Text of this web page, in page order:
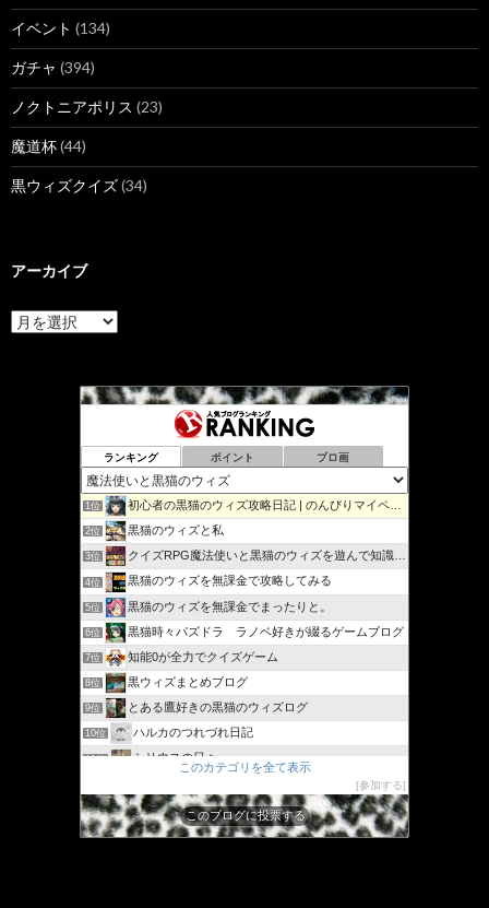
イベント (134)
ガチャ (394)
ノクトニアポリス (23)
魔道杯(44)
黒ウィズクイズ(34)
アーカイブ
ア
ー
ランキング ポイント ブロ画
1位 初心者の黒猫のウィズ攻略日記 | のんびりマイペースで攻略…
2位 黒猫のウィズと私
3位 クイズRPG魔法使いと黒猫のウィズを遊んで知識を増やそう
4位 黒猫のウィズを無課金で攻略してみる
5位 黒猫のウィズを無課金でまったりと。
6位 黒猫時々パズドラ ラノベ好きが綴るゲームブログ
7位 知能0が全力でクイズゲーム
8位 黒ウィズまとめブログ
9位 とある鷹好きの黒猫のウィズログ
10位 ハルカのつれづれ日記
11位 シリウスの日々
13位 30過ぎてもゲーム好き
14位 黒猫のウィズと配布クリスタル生活と
このカテゴリを全て表示
参加する
このブログに投票する